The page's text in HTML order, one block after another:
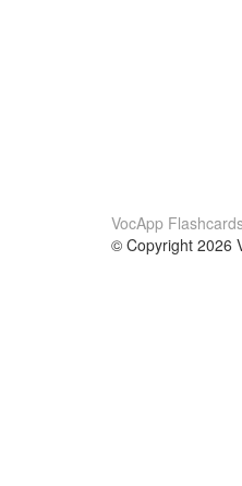
VocApp
© Copyright 2026